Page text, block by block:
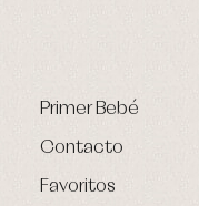
Primer Bebé
Contacto
Favoritos